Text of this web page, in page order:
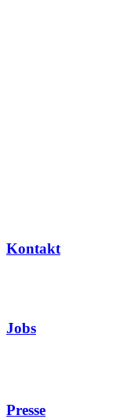
Kontakt
Jobs
Presse